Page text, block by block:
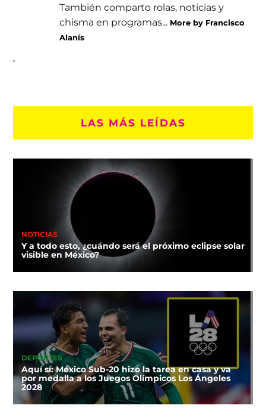
También comparto rolas, noticias y
chisma en programas... More by Francisco
Alanís
LAS MÁS LEÍDAS
NOTICIAS
Y a todo esto, ¿cuándo será el próximo eclipse solar
visible en México?
DEPORTES
Aquí sí: México Sub-20 hizo la tarea en casa y va
por medalla a los Juegos Olímpicos Los Ángeles
2028